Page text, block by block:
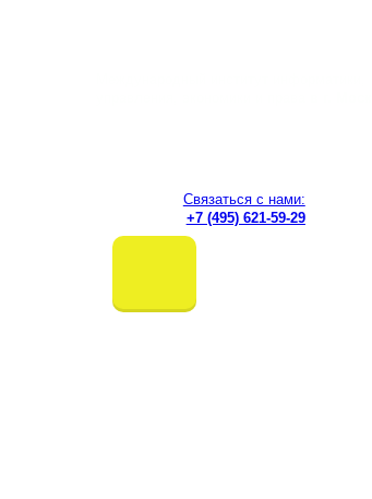
Связаться с нами:
+7 (495) 621-59-29